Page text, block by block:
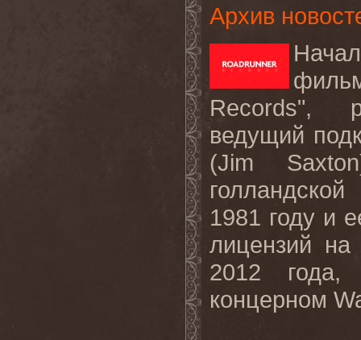
Архив
Records",
ведущий
(Jim
1981 году и
лицензий на
2012 года,
концерном